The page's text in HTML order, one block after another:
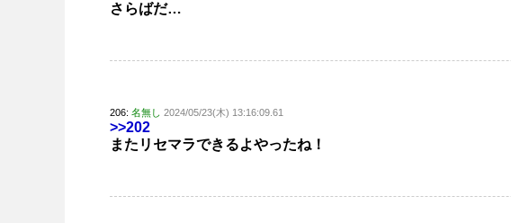
さらばだ…
206: 名無し 2024/05/23(木) 13:16:09.61
>>202
またリセマラできるよやったね！